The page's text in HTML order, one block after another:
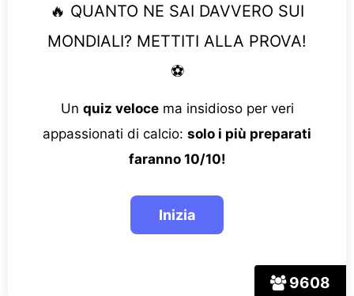
9608
🔥 QUANTO NE SAI DAVVERO SUI
MONDIALI? METTITI ALLA PROVA!
⚽
Un quiz velocema insidioso per veri
appassionati di calcio: solo i più preparati
faranno 10/10!